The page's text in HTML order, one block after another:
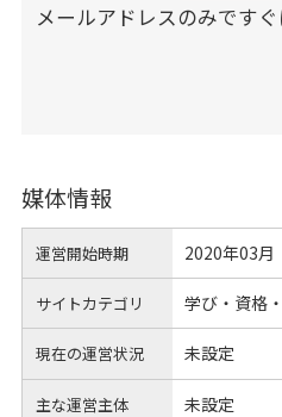
メールアドレスのみですぐ
媒体情報
運営開始時期 2020年03月
サイトカテゴリ 学び・資格
現在の運営状況 未設定
主な運営主体 未設定